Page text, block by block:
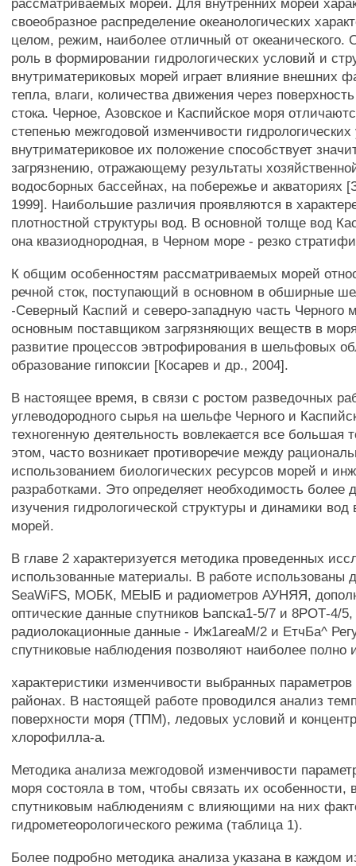
рассматриваемых морей. Для внутренних морей
своеобразное распределение океанологических
целом, режим, наиболее отличный от
роль в формировании гидрологических условий и
внутриматериковых морей играет влияние внешних
тепла, влаги, количества движения через
стока. Черное, Азовское и Каспийское моря
степенью межгодовой изменчивости
внутриматериковое их положение способствует
загрязнению, отражающему результаты
водосборных бассейнах, на побережье и акваториях
1999]. Наибольшие различия проявляются в
плотностной структуры вод. В основной толще вод
она квазиоднородная, в Черном море - резко
К общим особенностям рассматриваемых морей
речной сток, поступающий в основном в обширные
-Северный Каспий и северо-западную часть Черного
основным поставщиком загрязняющих веществ в
развитие процессов эвтрофирования в шельфовых
образование гипоксии [Косарев и др., 2004].
В настоящее время, в связи с ростом разведочных
углеводородного сырья на шельфе Черного и
техногенную деятельность вовлекается все большая
этом, часто возникает противоречие между
использованием биологических ресурсов морей и
разработками. Это определяет необходимость более
изучения гидрологической структуры и динамики вод
морей.
В главе 2 характеризуется методика проведенных
использованные материалы. В работе использованы
SeaWiFS, МОБК, МЕЫБ и радиометров АУНЯЯ,
оптические данные спутников Ьапска1-5/7 и 8РОТ-4/5,
радиолокационные данные - Иж1агеаМ/2 и ЕтчБа^
спутниковые наблюдения позволяют наиболее полно
характеристики изменчивости выбранных параметров
районах. В настоящей работе проводился анализ
поверхности моря (ТПМ), ледовых условий и
хлорофилла-а.
Методика анализа межгодовой изменчивости
моря состояла в том, чтобы связать их особенности,
спутниковым наблюдениям с влияющими на них
гидрометеорологического режима (таблица 1).
Более подробно методика анализа указана в каждом